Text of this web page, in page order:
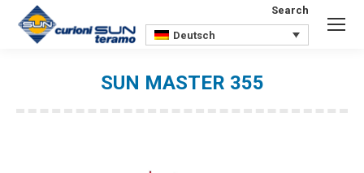
Search:
Search
Deutsch
SUN MASTER 355